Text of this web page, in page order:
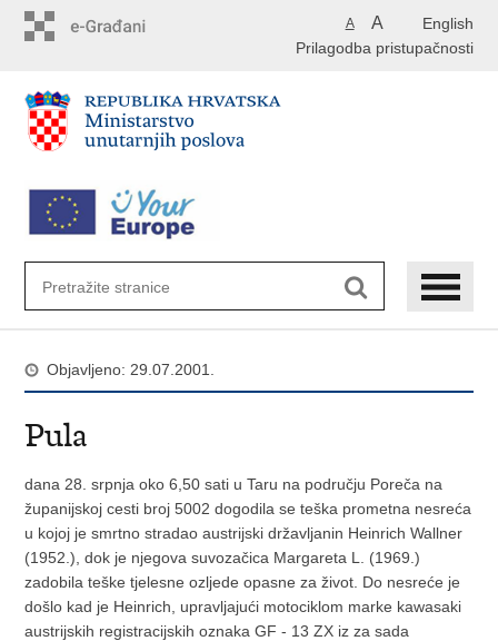
English
A A
Prilagodba pristupačnosti
Objavljeno: 29.07.2001.
Pula
dana 28. srpnja oko 6,50 sati u Taru na području Poreča na
županijskoj cesti broj 5002 dogodila se teška prometna nesreća
u kojoj je smrtno stradao austrijski državljanin Heinrich Wallner
(1952.), dok je njegova suvozačica Margareta L. (1969.)
zadobila teške tjelesne ozljede opasne za život. Do nesreće je
došlo kad je Heinrich, upravljajući motociklom marke kawasaki
austrijskih registracijskih oznaka GF - 13 ZX iz za sada